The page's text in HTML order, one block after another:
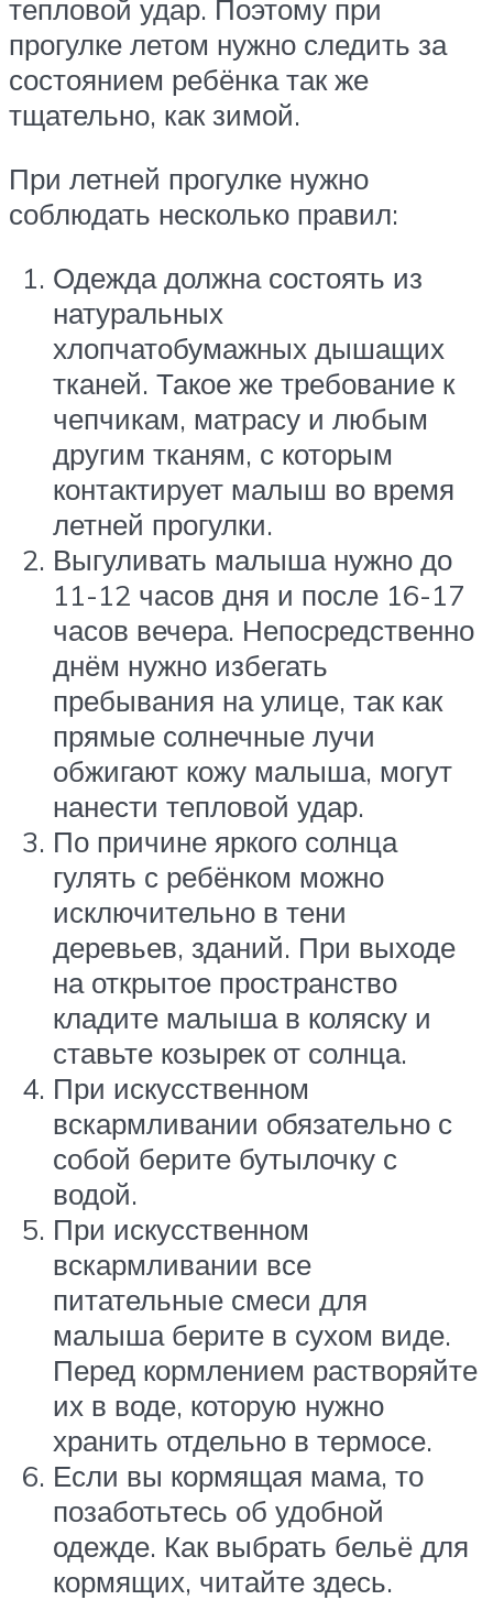
тепловой удар. Поэтому при
прогулке летом нужно следить за
состоянием ребёнка так же
тщательно, как зимой.
При летней прогулке нужно
соблюдать несколько правил:
Одежда должна состоять из
натуральных
хлопчатобумажных дышащих
тканей. Такое же требование к
чепчикам, матрасу и любым
другим тканям, с которым
контактирует малыш во время
летней прогулки.
Выгуливать малыша нужно до
11-12 часов дня и после 16-17
часов вечера. Непосредственно
днём нужно избегать
пребывания на улице, так как
прямые солнечные лучи
обжигают кожу малыша, могут
нанести тепловой удар.
По причине яркого солнца
гулять с ребёнком можно
исключительно в тени
деревьев, зданий. При выходе
на открытое пространство
кладите малыша в коляску и
ставьте козырек от солнца.
При искусственном
вскармливании обязательно с
собой берите бутылочку с
водой.
При искусственном
вскармливании все
питательные смеси для
малыша берите в сухом виде.
Перед кормлением растворяйте
их в воде, которую нужно
хранить отдельно в термосе.
Если вы кормящая мама, то
позаботьтесь об удобной
одежде. Как выбрать бельё для
кормящих, читайте здесь.